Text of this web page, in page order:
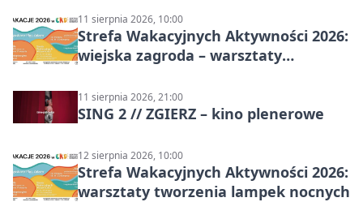
11 sierpnia 2026, 10:00
Strefa Wakacyjnych Aktywności 2026:
wiejska zagroda – warsztaty
11 sierpnia 2026, 21:00
SING 2 // ZGIERZ – kino plenerowe
12 sierpnia 2026, 10:00
Strefa Wakacyjnych Aktywności 2026:
warsztaty tworzenia lampek nocnych